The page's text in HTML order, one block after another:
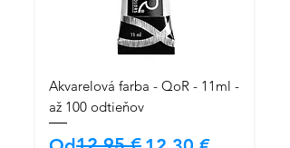
Akvarelová farba - QoR - 11ml -
až 100 odtieňov